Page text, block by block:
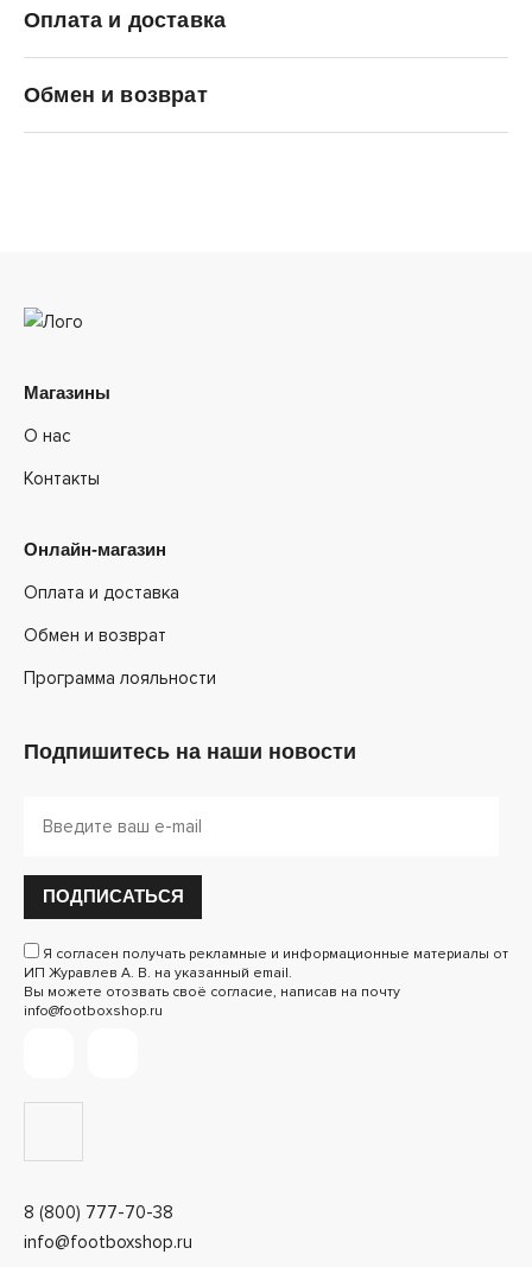
Оплата и доставка
Обмен и возврат
8 (800) 777-70-38
info@footboxshop.ru
Магазины
О нас
Контакты
Онлайн-магазин
Оплата и доставка
Обмен и возврат
Программа лояльности
Подпишитесь на наши новости
ПОДПИСАТЬСЯ
Я согласен получать рекламные и информационные материалы от
ИП Журавлев А. В. на указанный email.
Вы можете отозвать своё согласие, написав на почту
info@footboxshop.ru